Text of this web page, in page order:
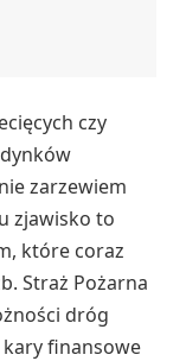
czy
zarzewiem
zjawisko to
które coraz
Straż Pożarna
dróg
kary finansowe